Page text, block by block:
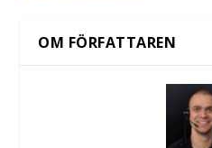
OM FÖRFATTAREN